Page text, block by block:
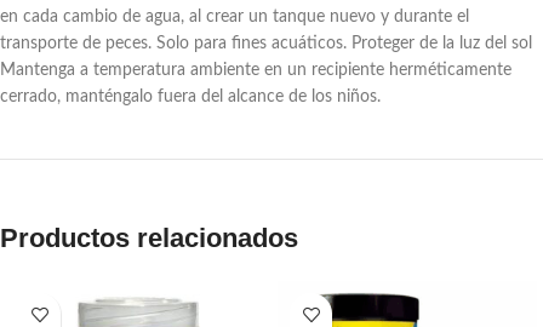
en cada cambio de agua, al crear un tanque nuevo y durante el
transporte de peces. Solo para fines acuáticos. Proteger de la luz del sol
Mantenga a temperatura ambiente en un recipiente herméticamente
cerrado, manténgalo fuera del alcance de los niños.
Productos relacionados